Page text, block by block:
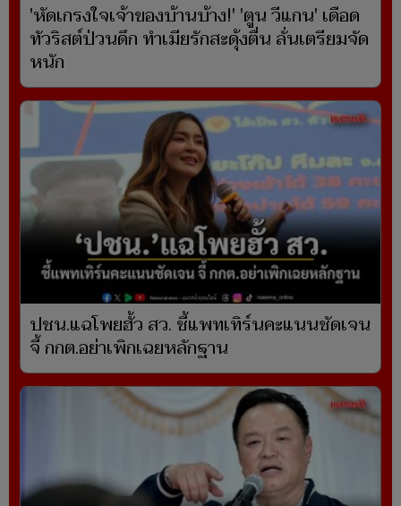
'หัดเกรงใจเจ้าของบ้านบ้าง!' 'ตูน วีแกน' เดือด
ทัวริสต์ป่วนดึก ทำเมียรักสะดุ้งตื่น ลั่นเตรียมจัด
หนัก
ปชน.แฉโพยฮั้ว สว. ชี้แพทเทิร์นคะแนนชัดเจน
จี้ กกต.อย่าเพิกเฉยหลักฐาน